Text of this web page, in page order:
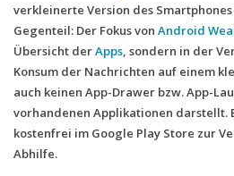
Datentarife
o2
Smartphonetarife
Prepaid-Tarife
Datentarife
verkleinerte Version des
Gegenteil: Der Fokus von Android
Übersicht derApps, sondern in der
Konsum der Nachrichten auf einem
auch keinen App-Drawer bzw. App-
vorhandenen Applikationen darstellt.
kostenfrei im Google Play Store zur
Abhilfe.